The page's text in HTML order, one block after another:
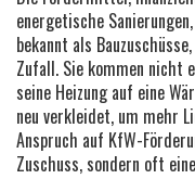
energetische
bekannt als Bauzuschüsse
Zufall. Sie kommen nicht
seine Heizung auf eine
neu verkleidet, um mehr
Anspruch auf KfW-
Zuschuss, sondern oft